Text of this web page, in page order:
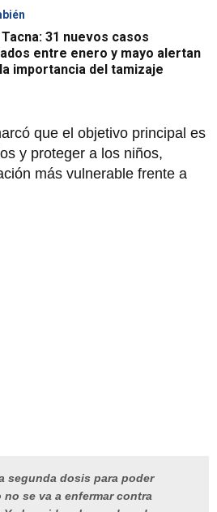
Tacna: 31 nuevos casos
entre enero y mayo alertan
importancia del tamizaje
que el objetivo principal es
y proteger a los niños,
más vulnerable frente a
segunda dosis para poder
se va a enfermar contra